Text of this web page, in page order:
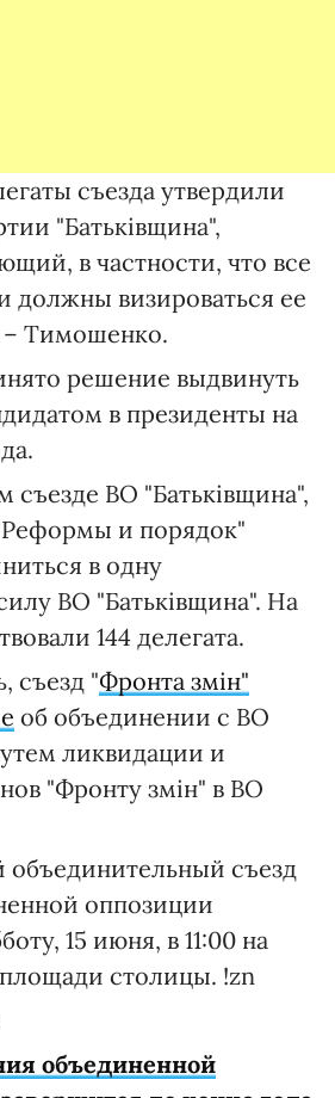
съезда утвердили
"Батьківщина",
в частности, что все
должны визироваться ее
– Тимошенко.
решение выдвинуть
в президенты на
съезде ВО "Батьківщина",
и порядок"
в одну
ВО "Батьківщина". На
144 делегата.
съезд "Фронта змін"
об объединении с ВО
ликвидации и
"Фронту змін" в ВО
съезд
оппозиции
15 июня, в 11:00 на
столицы. !zn
объединенной